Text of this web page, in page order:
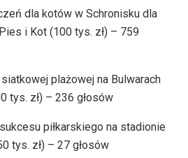
dla kotów w Schronisku dla
i Kot (100 tys. zł) – 759
plażowej na Bulwarach
tys. zł) – 236 głosów
piłkarskiego na stadionie
tys. zł) – 27 głosów